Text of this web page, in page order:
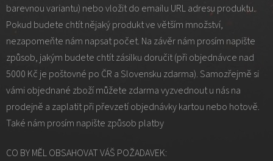
barevnou variantu) nebo vložit do emailu URL adresu produktu.
Pokud budete chtít nějaký produkt ve větším množství,
nezapomeňte nám napsat počet. Na závěr nám prosím napište
způsob, jakým budete chtít zásilku doručit (při objednávce nad
5000 Kč je poštovné po ČR a Slovensku zdarma). Samozřejmě si
vámi objednané zboží můžete zdarma vyzvednout u nás na
prodejně a zaplatit při převzetí objednávky kartou nebo hotově.
Také nám prosím napište způsob platby
CO BY MĚL OBSAHOVAT VÁŠ POŽADAVEK: